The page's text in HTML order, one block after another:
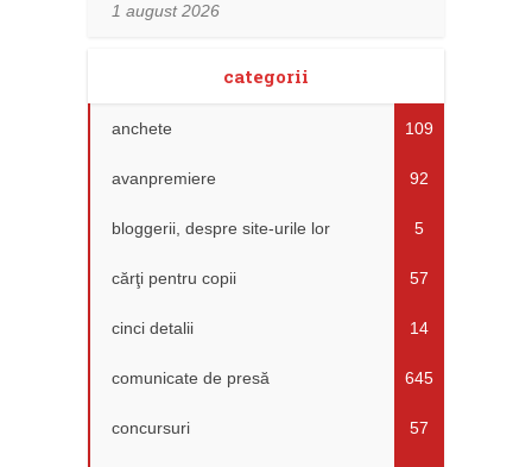
1 august 2026
categorii
anchete 109
avanpremiere 92
bloggerii, despre site-urile lor 5
cărţi pentru copii 57
cinci detalii 14
comunicate de presă 645
concursuri 57